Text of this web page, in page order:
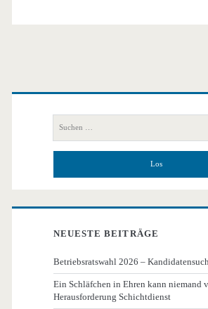
Primäre
Seitenleiste
nach:
NEUESTE BEITRÄGE
Betriebsratswahl 2026 –
Ein Schläfchen in Ehren kann niemand
Herausforderung Schichtdienst